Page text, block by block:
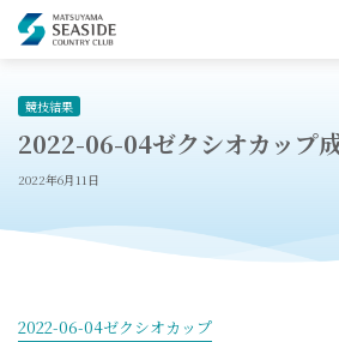
競技結果
2022-06-04ゼクシオカップ
2022年6月11日
2022-06-04ゼクシオカップ